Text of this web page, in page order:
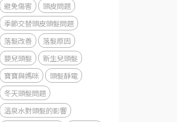
避免傷害
頭皮問題
季節交替頭皮頭髮問題
落髮改善
落髮原因
嬰兒頭髮
新生兒頭髮
寶寶與媽咪
頭髮靜電
冬天頭髮問題
溫泉水對頭髮的影響